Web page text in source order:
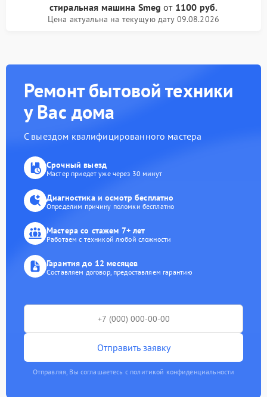
стиральная машина Smeg от 1100 руб.
Цена актуальна на текущую дату 09.08.2026
Ремонт бытовой техники
у Вас дома
С выездом квалифицированного мастера
Срочный выезд
Мастер приедет уже через 30 минут
Диагностика и осмотр бесплатно
Определим причину поломки бесплатно
Мастера со стажем 7+ лет
Работаем с техникой любой сложности
Гарантия до 12 месяцев
Составляем договор, предоставляем гарантию
Отправить заявку
Отправляя, Вы соглашаетесь с политикой конфиденциальности